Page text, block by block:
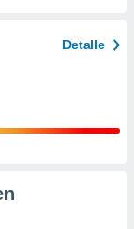
Detalle